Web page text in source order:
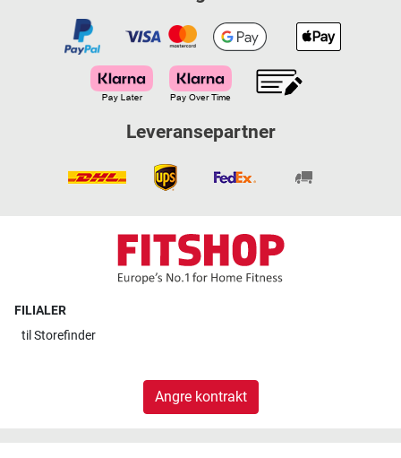
Leveransepartner
FILIALER
til Storefinder
Angre kontrakt